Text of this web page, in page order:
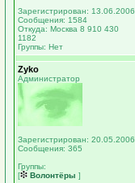
Зарегистрирован: 13.06.2006
Сообщения: 1584
Откуда: Москва 8 910 430
1182
Группы: Нет
Zyko
Администратор
Зарегистрирован: 20.05.2006
Сообщения: 365
Группы:
[
Волонтёры ]